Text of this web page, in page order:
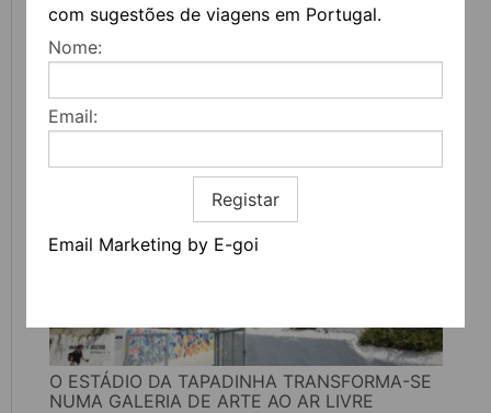
com sugestões de viagens em Portugal.
Nome:
Email:
Registar
Email Marketing by E-goi
UVVA REGRESSA A AMARANTE PARA
CELEBRAR O VINHO, A GASTRONOMIA E A
O ESTÁDIO DA TAPADINHA TRANSFORMA-SE
NUMA GALERIA DE ARTE AO AR LIVRE